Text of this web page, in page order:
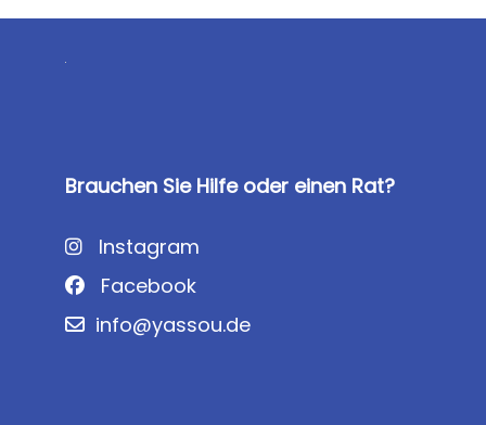
Brauchen Sie Hilfe oder einen Rat?
Instagram
Facebook
info@yassou.de